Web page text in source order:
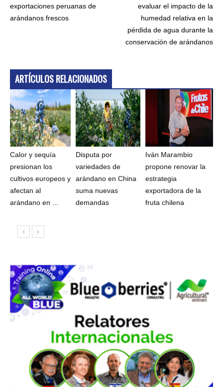
exportaciones peruanas de
arándanos frescos
evaluar el impacto de la
humedad relativa en la
pérdida de agua durante la
conservación de arándanos
ARTÍCULOS RELACIONADOS
Calor y sequía
presionan los
cultivos europeos y
afectan al
arándano en ...
Disputa por
variedades de
arándano en China
suma nuevas
demandas
Iván Marambio
propone renovar la
estrategia
exportadora de la
fruta chilena